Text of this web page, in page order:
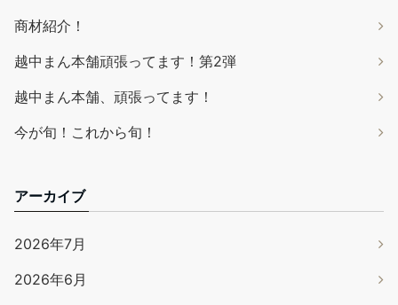
商材紹介！
越中まん本舗頑張ってます！第2弾
越中まん本舗、頑張ってます！
今が旬！これから旬！
アーカイブ
2026年7月
2026年6月